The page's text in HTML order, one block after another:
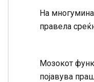
На
правела
Мозокот
појавува